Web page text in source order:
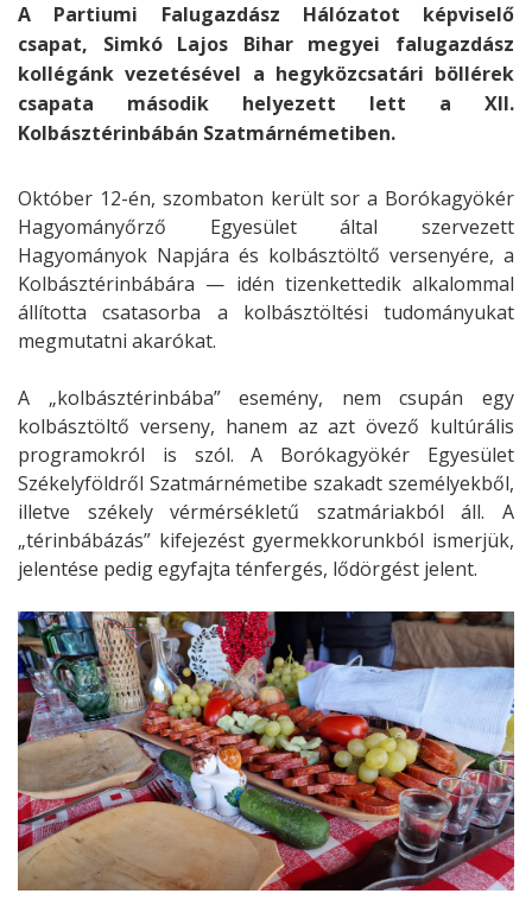
A Partiumi Falugazdász Hálózatot képviselő
csapat, Simkó Lajos Bihar megyei falugazdász
kollégánk vezetésével a hegyközcsatári böllérek
csapata második helyezett lett a XII.
Kolbásztérinbábán Szatmárnémetiben.
Október 12-én, szombaton került sor a Borókagyökér
Hagyományőrző Egyesület által szervezett
Hagyományok Napjára és kolbásztöltő versenyére, a
Kolbásztérinbábára — idén tizenkettedik alkalommal
állította csatasorba a kolbásztöltési tudományukat
megmutatni akarókat.
A „kolbásztérinbába” esemény, nem csupán egy
kolbásztöltő verseny, hanem az azt övező kultúrális
programokról is szól. A Borókagyökér Egyesület
Székelyföldről Szatmárnémetibe szakadt személyekből,
illetve székely vérmérsékletű szatmáriakból áll. A
„térinbábázás” kifejezést gyermekkorunkból ismerjük,
jelentése pedig egyfajta ténfergés, lődörgést jelent.